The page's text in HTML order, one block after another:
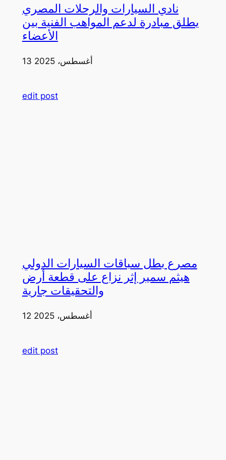
نادي السيارات والرحلات المصري
يطلق مبادرة لدعم المواهب الفنية بين
الأعضاء
13 أغسطس، 2025
edit post
مصرع بطل سباقات السيارات الدولي
هيثم سمير إثر نزاع على قطعة أرض
والتحقيقات جارية
12 أغسطس، 2025
edit post